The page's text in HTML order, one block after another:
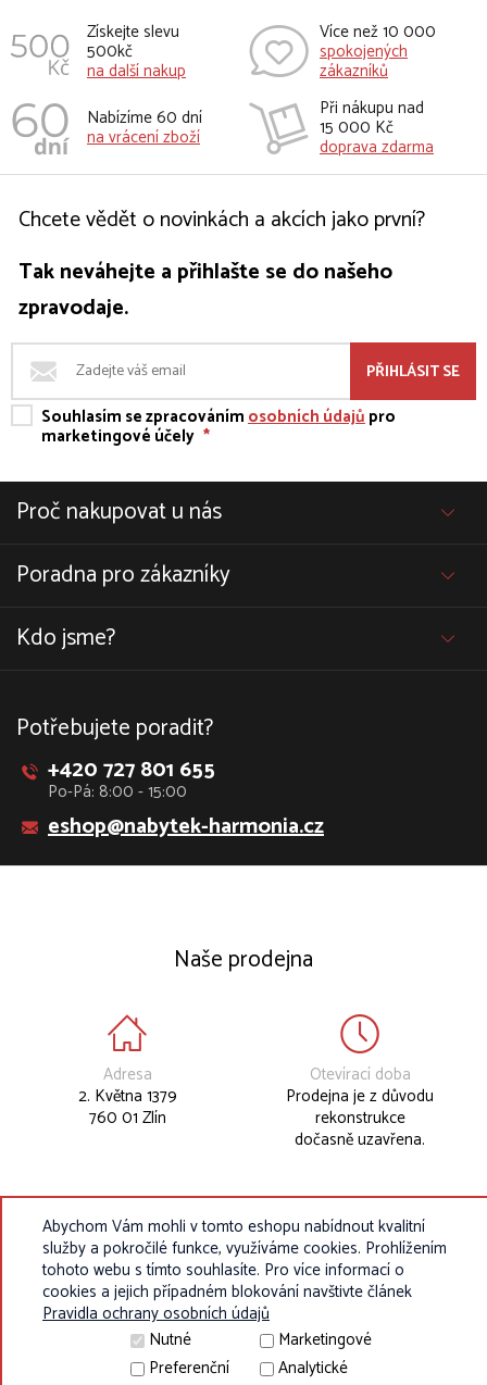
Získejte slevu
500kč
na další nakup
Více než 10 000
spokojených
zákazníků
Nabízíme 60 dní
na vrácení zboží
Při nákupu nad
15 000 Kč
doprava zdarma
Chcete vědět o novinkách a akcích jako první?
Tak neváhejte a přihlašte se do našeho
zpravodaje.
PŘIHLÁSIT SE
Souhlasím se zpracovánímosobních údajůpro
marketingové účely *
Proč nakupovat u nás
Poradna pro zákazníky
Kdo jsme?
Potřebujete poradit?
+420 727 801 655
Po-Pá: 8:00 - 15:00
eshop@nabytek-harmonia.cz
Naše prodejna
Adresa
2. Května 1379
760 01 Zlín
Otevírací doba
Prodejna je z důvodu
rekonstrukce
dočasně uzavřena.
Abychom Vám mohli v tomto eshopu nabídnout kvalitní
služby a pokročilé funkce, využíváme cookies. Prohlížením
tohoto webu s tímto souhlasíte. Pro více informací o
cookies a jejich případném blokování navštivte článek
Pravidla ochrany osobních údajů
Nutné
Marketingové
Preferenční
Analytické